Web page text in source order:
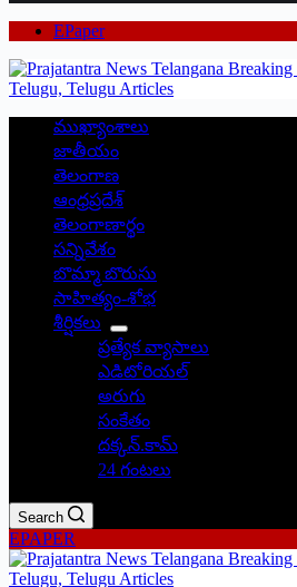
EPaper
ముఖ్యాంశాలు
జాతీయం
తెలంగాణ
ఆంధ్రప్రదేశ్
తెలంగాణార్థం
సన్నివేశం
బొమ్మా బొరుసు
సాహిత్యం-శోభ
శీర్షికలు
ప్రత్యేక వ్యాసాలు
ఎడిటోరియల్
అరుగు
సంకేతం
దక్కన్.కామ్
24 గంటలు
Search
EPAPER